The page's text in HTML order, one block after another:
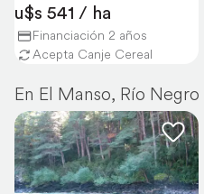
u$s 541 / ha
Financiación 2 años
Acepta Canje Cereal
En El Manso, Río Negro